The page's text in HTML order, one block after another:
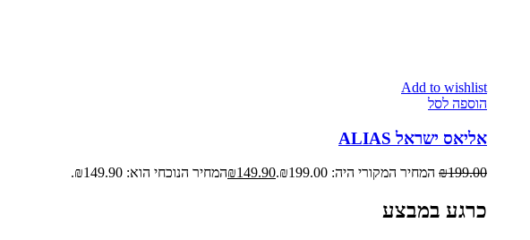
Add to wishlist
הוספה לסל
אליאס ישראל ALIAS
₪199.00 המחיר המקורי היה: ₪199.00. ₪149.90 המחיר הנוכחי הוא: ₪149.90.
כרגע במבצע